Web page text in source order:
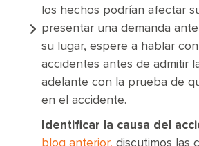
los hechos podrían afectar
presentar una demanda
su lugar, espere a hablar
accidentes antes de admitir
adelante con la prueba de
en el accidente.
Identificar la causa del
blog anterior, discutimos las